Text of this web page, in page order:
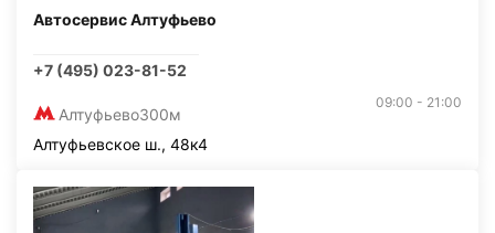
Автосервис Алтуфьево
+7 (495) 023-81-52
Алтуфьево300м
09:00 - 21:00
Алтуфьевское ш., 48к4